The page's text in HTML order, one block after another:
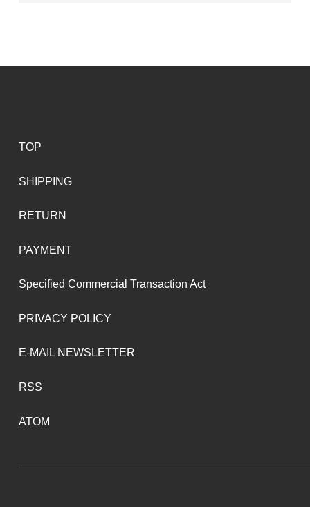
TOP
SHIPPING
RETURN
PAYMENT
Specified Commercial Transaction Act
PRIVACY POLICY
E-MAIL NEWSLETTER
RSS
ATOM